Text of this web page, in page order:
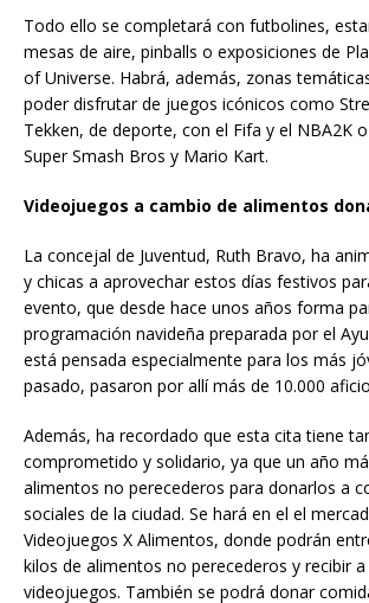
Todo ello se completará con futbolines,
mesas de aire, pinballs o exposiciones de
of Universe. Habrá, además, zonas
poder disfrutar de juegos icónicos como
Tekken, de deporte, con el Fifa y el NBA2K
Super Smash Bros y Mario Kart.
Videojuegos a cambio de alimentos
La concejal de Juventud, Ruth Bravo, ha
y chicas a aprovechar estos días festivos
evento, que desde hace unos años forma
programación navideña preparada por el
está pensada especialmente para los más
pasado, pasaron por allí más de 10.000
Además, ha recordado que esta cita tiene
comprometido y solidario, ya que un año
alimentos no perecederos para donarlos a
sociales de la ciudad. Se hará en el el
Videojuegos X Alimentos, donde podrán
kilos de alimentos no perecederos y recibir
videojuegos. También se podrá donar